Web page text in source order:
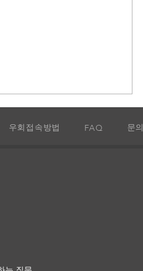
우회접속방법 FAQ 문의